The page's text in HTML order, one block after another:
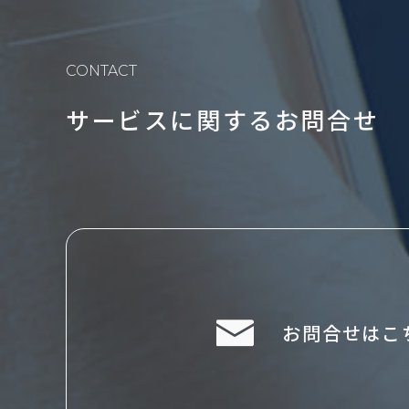
CONTACT
サービスに関するお問合せ
お問合せはこ